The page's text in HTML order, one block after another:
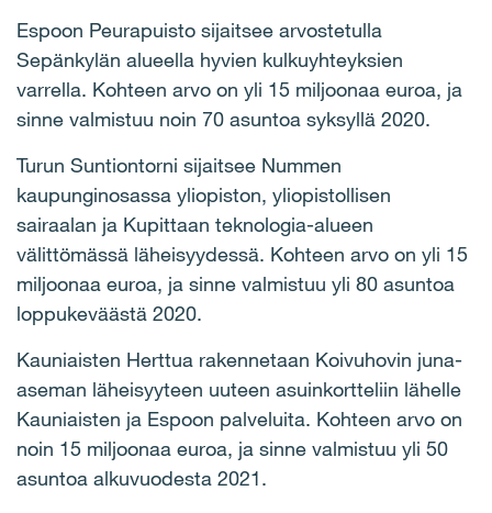
Espoon Peurapuisto sijaitsee arvostetulla
Sepänkylän alueella hyvien kulkuyhteyksien
varrella. Kohteen arvo on yli 15 miljoonaa euroa, ja
sinne valmistuu noin 70 asuntoa syksyllä 2020.
Turun Suntiontorni sijaitsee Nummen
kaupunginosassa yliopiston, yliopistollisen
sairaalan ja Kupittaan teknologia-alueen
välittömässä läheisyydessä. Kohteen arvo on yli 15
miljoonaa euroa, ja sinne valmistuu yli 80 asuntoa
loppukeväästä 2020.
Kauniaisten Herttua rakennetaan Koivuhovin juna-
aseman läheisyyteen uuteen asuinkortteliin lähelle
Kauniaisten ja Espoon palveluita. Kohteen arvo on
noin 15 miljoonaa euroa, ja sinne valmistuu yli 50
asuntoa alkuvuodesta 2021.